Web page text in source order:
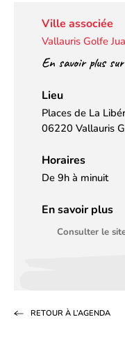
Ville associée
Vallauris Golfe
En savoir plus
Lieu
Places de La
06220 Vallauris
Horaires
De 9h à minuit
En savoir plus
Consulter le
RETOUR À L’AGENDA